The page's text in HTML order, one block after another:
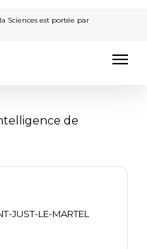
Sciences est portée par
de
JUST-LE-MARTEL